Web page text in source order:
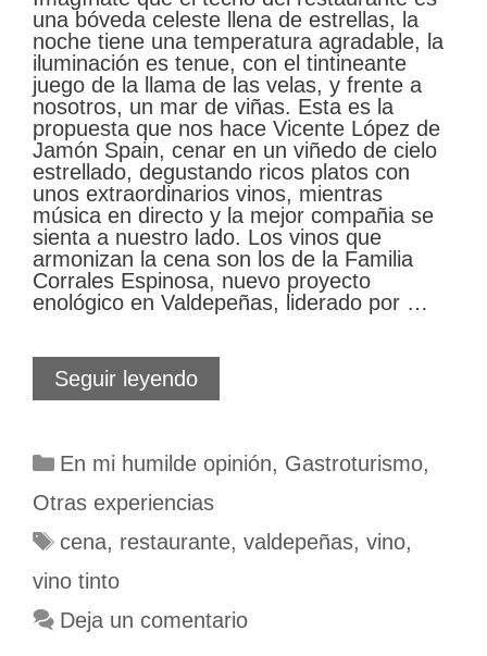
una bóveda celeste llena de estrellas, la
noche tiene una temperatura agradable, la
iluminación es tenue, con el tintineante
juego de la llama de las velas, y frente a
nosotros, un mar de viñas. Esta es la
propuesta que nos hace Vicente López de
Jamón Spain, cenar en un viñedo de cielo
estrellado, degustando ricos platos con
unos extraordinarios vinos, mientras
música en directo y la mejor compañia se
sienta a nuestro lado. Los vinos que
armonizan la cena son los de la Familia
Corrales Espinosa, nuevo proyecto
enológico en Valdepeñas, liderado por …
Seguir leyendoCena
entre
Categorías
En mi humilde opinión, Gastroturismo,
Otras experiencias
Etiquetas
cena, restaurante, valdepeñas, vino,
vino tinto
Deja un comentario